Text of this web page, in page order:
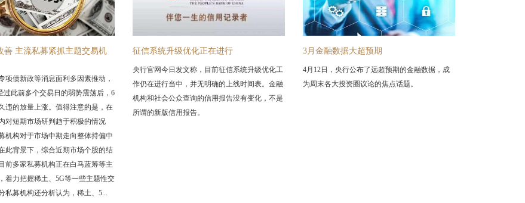
善 主流私募紧抓主题交易机
项债新政等消息面利多因素推动，
过此前多个交易日的弱势震荡后，6
违的放量上涨。值得注意的是，在
对短期市场研判趋于积极的情况
机构对于市场中期走向整体持偏中
此背景下，综合近期市场个股的结
前多家私募机构正在白马蓝筹等主
着力把握稀土、5G等一些主题性交
私募机构还分析认为，稀土、5...
征信系统升级优化正在进行
央行官网今日发文称，目前征信系统升级优化工
作仍在进行当中，并无明确的上线时间表。金融
机构和社会公众查询的信用报告没有变化，不是
所谓的新版信用报告。
3月金融数据大超预期
4月12日，央行公布了远超预期的金融数据，成
为周末各大投资圈议论的焦点话题。